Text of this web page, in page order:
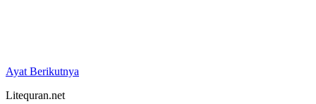
Ayat Berikutnya
Litequran.net